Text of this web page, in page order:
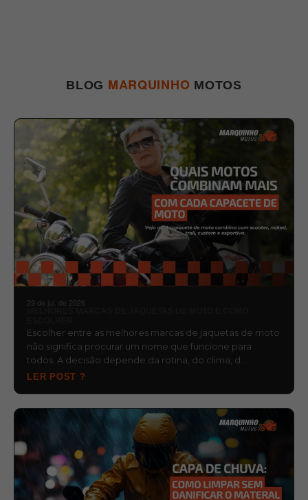
BLOG MARQUINHO MOTOS
29 de jul. de 2026
Escolher entre as melhores marcas de jaquetas de moto
não significa procurar um nome que funcione para
todos. A decisão depende da rotina, do clima, d…
LER POST ?